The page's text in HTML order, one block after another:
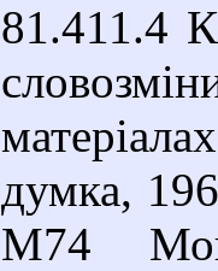
81.411.4
думка,
М74